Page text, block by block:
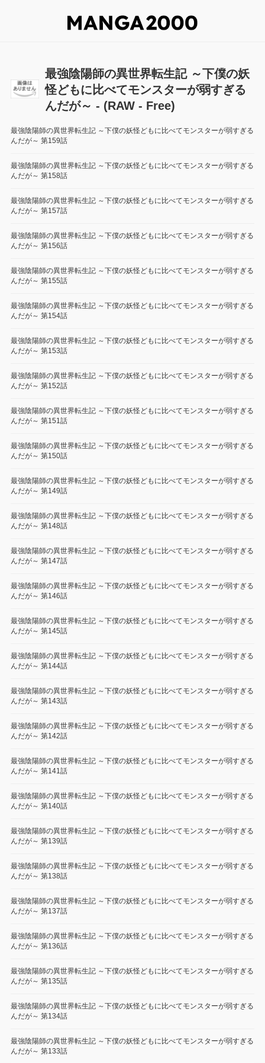
最強陰陽師の異世界転生記 ～下僕の妖
怪どもに比べてモンスターが弱すぎる
んだが～ - (RAW - Free)
最強陰陽師の異世界転生記 ～下僕の妖怪どもに比べてモンスターが弱すぎる
んだが～ 第159話
最強陰陽師の異世界転生記 ～下僕の妖怪どもに比べてモンスターが弱すぎる
んだが～ 第158話
最強陰陽師の異世界転生記 ～下僕の妖怪どもに比べてモンスターが弱すぎる
んだが～ 第157話
最強陰陽師の異世界転生記 ～下僕の妖怪どもに比べてモンスターが弱すぎる
んだが～ 第156話
最強陰陽師の異世界転生記 ～下僕の妖怪どもに比べてモンスターが弱すぎる
んだが～ 第155話
最強陰陽師の異世界転生記 ～下僕の妖怪どもに比べてモンスターが弱すぎる
んだが～ 第154話
最強陰陽師の異世界転生記 ～下僕の妖怪どもに比べてモンスターが弱すぎる
んだが～ 第153話
最強陰陽師の異世界転生記 ～下僕の妖怪どもに比べてモンスターが弱すぎる
んだが～ 第152話
最強陰陽師の異世界転生記 ～下僕の妖怪どもに比べてモンスターが弱すぎる
んだが～ 第151話
最強陰陽師の異世界転生記 ～下僕の妖怪どもに比べてモンスターが弱すぎる
んだが～ 第150話
最強陰陽師の異世界転生記 ～下僕の妖怪どもに比べてモンスターが弱すぎる
んだが～ 第149話
最強陰陽師の異世界転生記 ～下僕の妖怪どもに比べてモンスターが弱すぎる
んだが～ 第148話
最強陰陽師の異世界転生記 ～下僕の妖怪どもに比べてモンスターが弱すぎる
んだが～ 第147話
最強陰陽師の異世界転生記 ～下僕の妖怪どもに比べてモンスターが弱すぎる
んだが～ 第146話
最強陰陽師の異世界転生記 ～下僕の妖怪どもに比べてモンスターが弱すぎる
んだが～ 第145話
最強陰陽師の異世界転生記 ～下僕の妖怪どもに比べてモンスターが弱すぎる
んだが～ 第144話
最強陰陽師の異世界転生記 ～下僕の妖怪どもに比べてモンスターが弱すぎる
んだが～ 第143話
最強陰陽師の異世界転生記 ～下僕の妖怪どもに比べてモンスターが弱すぎる
んだが～ 第142話
最強陰陽師の異世界転生記 ～下僕の妖怪どもに比べてモンスターが弱すぎる
んだが～ 第141話
最強陰陽師の異世界転生記 ～下僕の妖怪どもに比べてモンスターが弱すぎる
んだが～ 第140話
最強陰陽師の異世界転生記 ～下僕の妖怪どもに比べてモンスターが弱すぎる
んだが～ 第139話
最強陰陽師の異世界転生記 ～下僕の妖怪どもに比べてモンスターが弱すぎる
んだが～ 第138話
最強陰陽師の異世界転生記 ～下僕の妖怪どもに比べてモンスターが弱すぎる
んだが～ 第137話
最強陰陽師の異世界転生記 ～下僕の妖怪どもに比べてモンスターが弱すぎる
んだが～ 第136話
最強陰陽師の異世界転生記 ～下僕の妖怪どもに比べてモンスターが弱すぎる
んだが～ 第135話
最強陰陽師の異世界転生記 ～下僕の妖怪どもに比べてモンスターが弱すぎる
んだが～ 第134話
最強陰陽師の異世界転生記 ～下僕の妖怪どもに比べてモンスターが弱すぎる
んだが～ 第133話